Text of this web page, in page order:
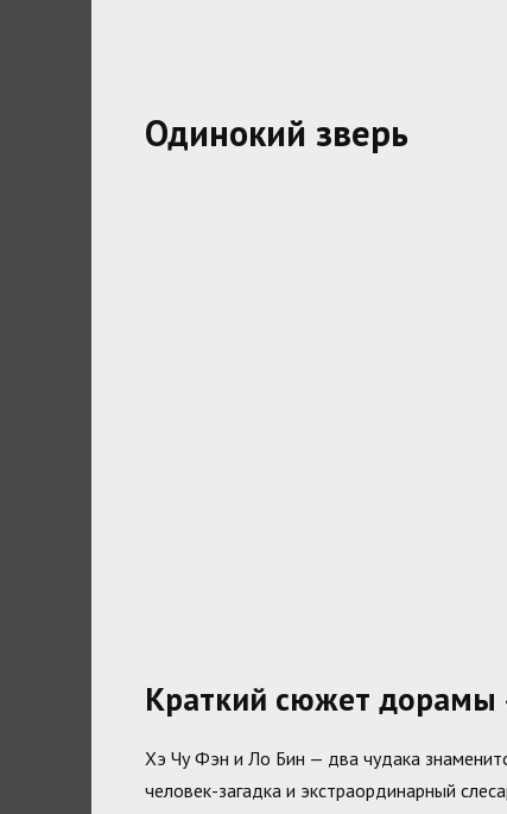
Одинокий зверь
Краткий сюжет дорамы
Хэ Чу Фэн и Ло Бин — два чудака
человек-загадка и экстраординарный